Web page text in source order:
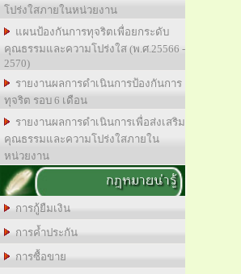
โปร่งใสภายในหน่วยงาน
แผนป้องกันการทุจริตเพื่อยกระดับ
คุณธรรมและความโปร่งใส (พ.ศ.25566 -
2570)
รายงานผลการดำเนินการป้องกันการ
ทุจริต รอบ 6 เดือน
รายงานผลการดำเนินการเพื่อส่งเสริม
คุณธรรมและความโปร่งใสภายใน
หน่วยงาน
กฎหมายน่ารู้
การกู้ยืมเงิน
การค้ำประกัน
การซื้อขาย